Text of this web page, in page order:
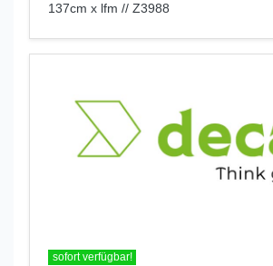
137cm x lfm // Z3988
sofort verfügbar!